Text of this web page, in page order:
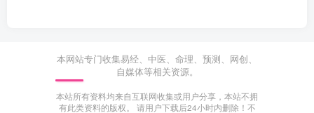
本网站专门收集易经、中医、命理、预测、网创、
自媒体等相关资源。
本站所有资料均来自互联网收集或用户分享，本站不拥
有此类资料的版权。 请用户下载后24小时内删除！不